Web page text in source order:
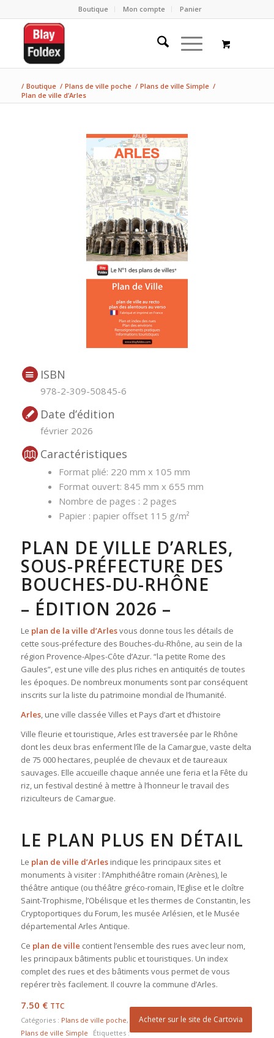
Boutique Mon compte Panier
/ Boutique / Plans de ville poche / Plans de ville Simple /
Plan de ville d’Arles
ISBN
978-2-309-50845-6
Date d’édition
février 2026
Caractéristiques
Format plié: 220 mm x 105 mm
Format ouvert: 845 mm x 655 mm
Nombre de pages : 2 pages
Papier : papier offset 115 g/m²
PLAN DE VILLE D’ARLES,
SOUS-PRÉFECTURE DES
BOUCHES-DU-RHÔNE
– ÉDITION 2026 –
Le plan de la ville d’Arlesvous donne tous les détails de
cette sous-préfecture des Bouches-du-Rhône, au sein de la
région Provence-Alpes-Côte d’Azur. “la petite Rome des
Gaules”, est une ville des plus riches en antiquités de toutes
les époques. De nombreux monuments sont par conséquent
inscrits sur la liste du patrimoine mondial de l’humanité.
Arles, une ville classée Villes et Pays d’art et d’histoire
Ville fleurie et touristique, Arles est traversée par le Rhône
dont les deux bras enferment l’île de la Camargue, vaste delta
de 75 000 hectares, peuplée de chevaux et de taureaux
sauvages. Elle accueille chaque année une feria et la Fête du
riz, un festival destiné à mettre à l’honneur le travail des
riziculteurs de Camargue.
LE PLAN PLUS EN DÉTAIL
Le plan de ville d’Arles indique les principaux sites et
monuments à visiter : l’Amphithéâtre romain (Arènes), le
théâtre antique (ou théâtre gréco-romain, l’Eglise et le cloître
Saint-Trophisme, l’Obélisque et les thermes de Constantin, les
Cryptoportiques du Forum, les musée Arlésien, et le Musée
départemental Arles Antique.
Ce plan de ville contient l’ensemble des rues avec leur nom,
les principaux bâtiments public et touristiques. Un index
complet des rues et des bâtiments vous permet de vous
repérer très facilement. Il couvre la commune d’Arles.
7.50 € TTC
Acheter sur le site de Cartovia
Catégories : Plans de ville poche,
Plans de ville Simple
Étiquettes :